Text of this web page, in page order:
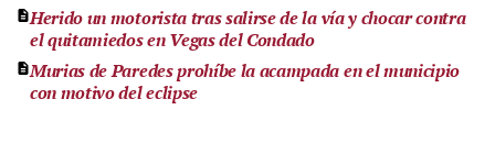
Herido un motorista tras salirse de la vía y chocar contra
el quitamiedos en Vegas del Condado
Murias de Paredes prohíbe la acampada en el municipio
con motivo del eclipse